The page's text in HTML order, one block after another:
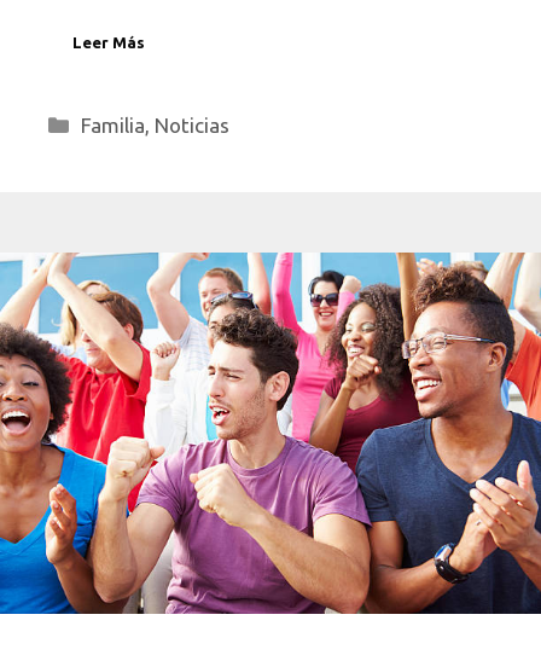
Leer Más
Categorías
Familia, Noticias